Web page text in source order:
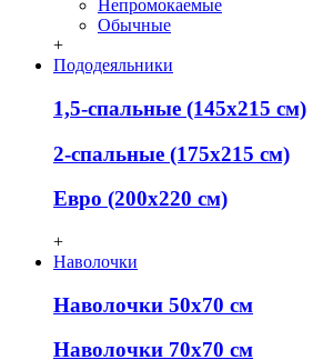
Непромокаемые
Обычные
+
Пододеяльники
1,5-спальные (145х215 см)
2-спальные (175х215 см)
Евро (200х220 см)
+
Наволочки
Наволочки 50х70 см
Наволочки 70х70 см